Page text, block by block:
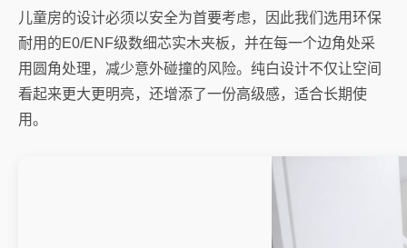
儿童房的设计必须以安全为首要考虑，因此我们选用环保
耐用的E0/ENF级数细芯实木夹板，并在每一个边角处采
用圆角处理，减少意外碰撞的风险。纯白设计不仅让空间
看起来更大更明亮，还增添了一份高级感，适合长期使
用。